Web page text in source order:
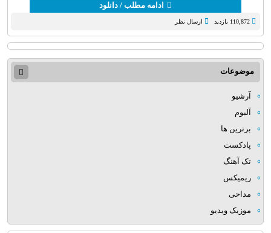
ادامه مطلب / دانلود
110,872 بازدید ارسال نظر
موضوعات
آرشیو
آلبوم
برترین ها
پادکست
تک آهنگ
ریمیکس
مداحی
موزیک ویدیو